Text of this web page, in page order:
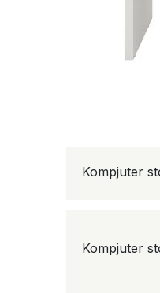
Kompjuter
Kompjuter